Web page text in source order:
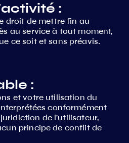
:
droit de mettre fin au
au service à tout moment,
ce soit et sans préavis.
:
et votre utilisation du
conformément
de l'utilisateur,
principe de conflit de